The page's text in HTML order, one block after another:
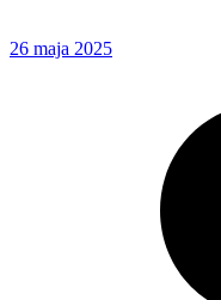
26 maja 2025